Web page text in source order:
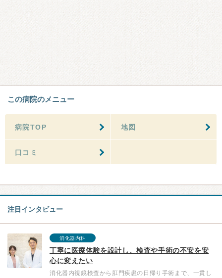
この病院のメニュー
病院TOP 地図
口コミ
注目インタビュー
消化器内科
丁寧に医療体験を設計し、検査や手術の不安を安
心に変えたい
消化器内視鏡検査から肛門疾患の日帰り手術まで、一貫し